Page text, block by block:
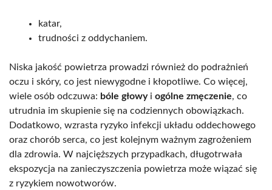
katar,
trudności z oddychaniem.
Niska jakość powietrza prowadzi również do podrażnień
oczu i skóry, co jest niewygodne i kłopotliwe. Co więcej,
wiele osób odczuwa: bóle głowyi ogólne zmęczenie, co
utrudnia im skupienie się na codziennych obowiązkach.
Dodatkowo, wzrasta ryzyko infekcji układu oddechowego
oraz chorób serca, co jest kolejnym ważnym zagrożeniem
dla zdrowia. W najcięższych przypadkach, długotrwała
ekspozycja na zanieczyszczenia powietrza może wiązać się
z ryzykiem nowotworów.